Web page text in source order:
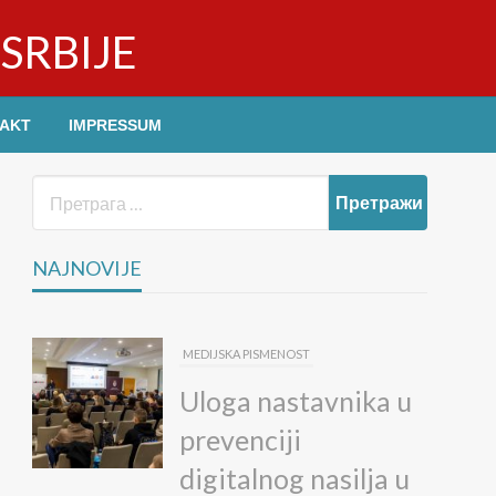
IMPRESSUM
NAJNOVIJE
MEDIJSKA PISMENOST
Uloga nastavnika u
prevenciji
digitalnog nasilja u